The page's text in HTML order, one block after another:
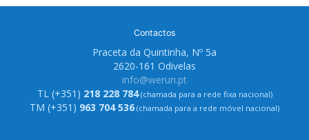
Contactos
Praceta da Quintinha, Nº 5a
2620-161 Odivelas
info@werun.pt
TL (+351) 218 228 784(chamada para a rede fixa nacional)
TM (+351) 963 704 536 (chamada para a rede móvel nacional)